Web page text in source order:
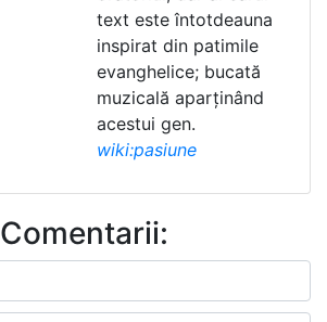
text este întotdeauna
inspirat din patimile
evanghelice; bucată
muzicală aparținând
acestui gen.
wiki:pasiune
Comentarii: